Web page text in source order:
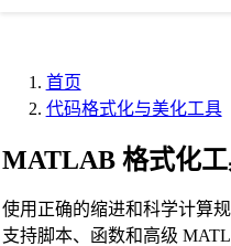
首页
代码格式化与美化工具
MATLAB 格式化
使用正确的缩进和科学计算
支持脚本、函数和高级